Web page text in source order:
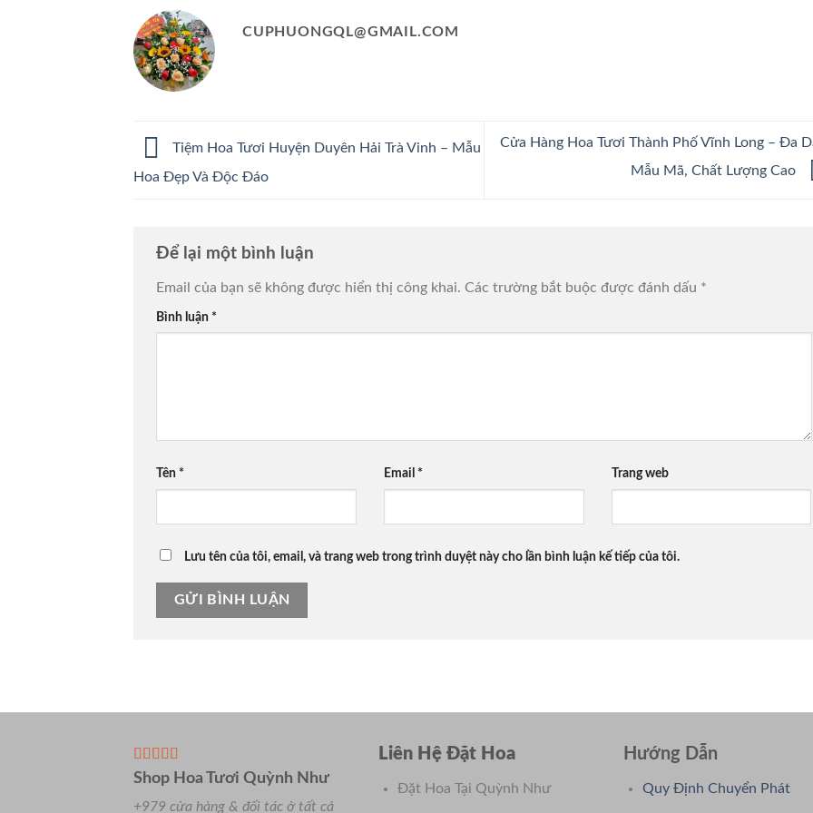
CUPHUONGQL@GMAIL.COM
Tiệm Hoa Tươi Huyện Duyên Hải Trà Vinh – Mẫu
Hoa Đẹp Và Độc Đáo
Cửa Hàng Hoa Tươi Thành Phố Vĩnh Long – Đa
Mẫu Mã, Chất Lượng Cao
Để lại một bình luận
Email của bạn sẽ không được hiển thị công khai. Các trường bắt buộc được đánh dấu *
Bình luận *
Tên * Email * Trang web
Lưu tên của tôi, email, và trang web trong trình duyệt này cho lần bình luận kế tiếp của tôi.
Shop Hoa Tươi Quỳnh Như
+979 cửa hàng & đối tác ở tất cả
Liên Hệ Đặt Hoa
Đặt Hoa Tại Quỳnh Như
Hướng Dẫn
Quy Định Chuyển Phát